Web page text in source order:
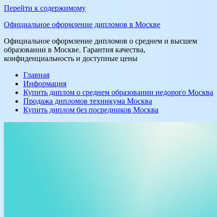
Перейти к содержимому
Официальное оформление дипломов в Москве
Официальное оформление дипломов о среднем и высшем
образовании в Москве. Гарантия качества,
конфиденциальность и доступные цены
Главная
Информация
Купить диплом о среднем образовании недорого Москва
Продажа дипломов техникума Москва
Купить диплом без посредников Москва